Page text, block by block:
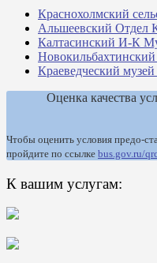
Краснохолмский
Альшеевский Отдел
Калтасинский И-К
Новокильбахтинский
Краеведческий
Оценка качества
Чтобы оценить условия предо-
пройдите по ссылке bus.gov.ru/
К вашим услугам: